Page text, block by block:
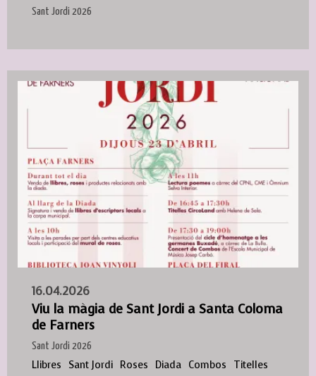
Sant Jordi 2026
16.04.2026
Viu la màgia de Sant Jordi a Santa Coloma
de Farners
Sant Jordi 2026
Llibres Sant Jordi Roses Diada Combos Titelles